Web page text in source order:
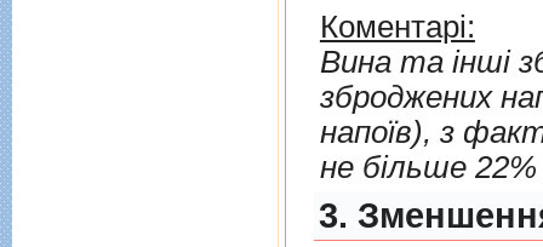
Коментарі:
Вина та інші
зброджених
напоїв), з фактичною міцністю більше 1, 2% об., але
не більше
3.